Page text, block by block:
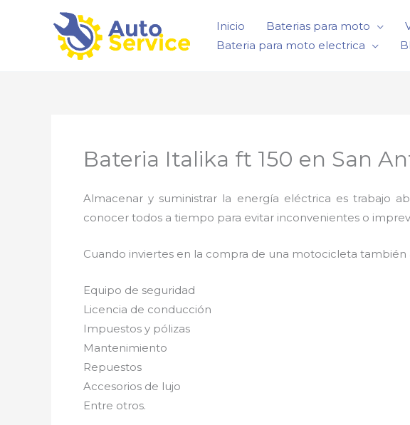
Inicio Baterias para moto
Bateria para moto electrica
Bateria Italika ft 150 en San
Almacenar y suministrar la energía eléctrica es trabajo
conocer todos a tiempo para evitar inconvenientes o
Cuando inviertes en la compra de una motocicleta
Equipo de seguridad
Licencia de conducción
Impuestos y pólizas
Mantenimiento
Repuestos
Accesorios de lujo
Entre otros.